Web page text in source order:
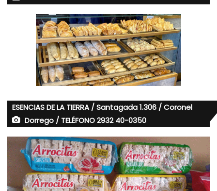
ESENCIAS DE LA TIERRA / Santagada 1.306 / Coronel
Dorrego / TELÉFONO 2932 40-0350